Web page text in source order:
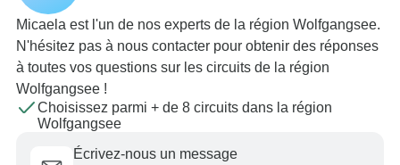
Micaela est l'un de nos experts de la région Wolfgangsee.
N'hésitez pas à nous contacter pour obtenir des réponses
à toutes vos questions sur les circuits de la région
Wolfgangsee !
Choisissez parmi + de 8 circuits dans la région
Wolfgangsee
Écrivez-nous un message